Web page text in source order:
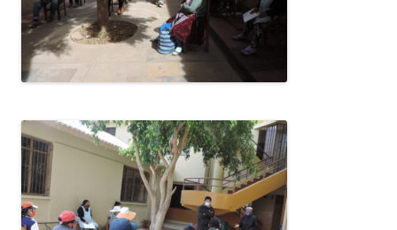
L'equip
Missió i valors
Memòria d'activitats
Proposta educativa
ACTUALITAT